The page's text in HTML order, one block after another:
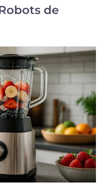
de